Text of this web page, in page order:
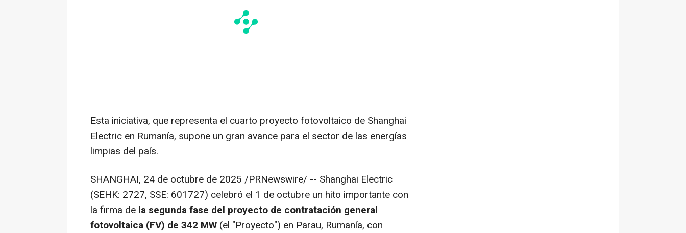
Esta iniciativa, que representa el cuarto proyecto fotovoltaico de Shanghai
Electric en Rumanía, supone un gran avance para el sector de las energías
limpias del país.
SHANGHAI, 24 de octubre de 2025 /PRNewswire/ -- Shanghai Electric
(SEHK: 2727, SSE: 601727) celebró el 1 de octubre un hito importante con
la firma de la segunda fase del proyecto de contratación general
fotovoltaica (FV) de 342 MW (el "Proyecto") en Parau, Rumanía, con